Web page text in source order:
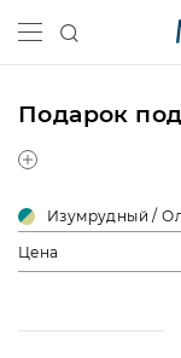
Подарок
Изумрудный /
Цена